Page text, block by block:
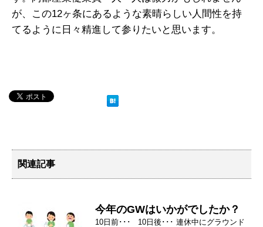
が、この12ヶ条にあるような素晴らしい人間性を持
てるように日々精進して参りたいと思います。
関連記事
今年のGWはいかがでしたか？
10日前･･･ 10日後･･･ 連休中にグラウンド